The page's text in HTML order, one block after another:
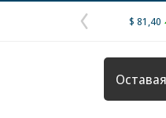
страница
$ 81,40